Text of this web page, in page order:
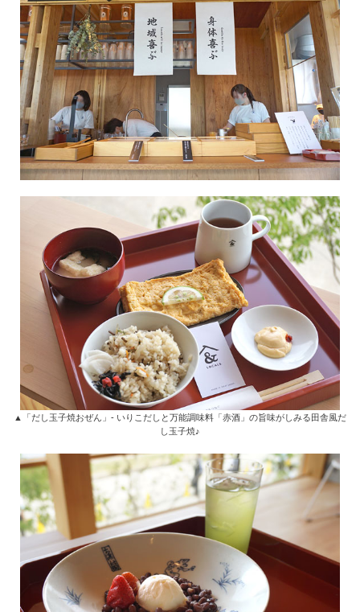
▲「だし玉子焼おぜん」- いりこだしと万能調味料「赤酒」の旨味がしみる田舎風だ
し玉子焼♪